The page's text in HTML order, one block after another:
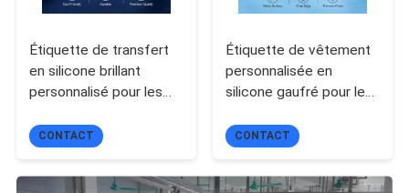
POLITIQUE
DE
CONFIDENTIALITÉ
Étiquette de transfert
en silicone brillant
personnalisé pour les
la mode
CONTACT
Étiquette de vêtement
personnalisée en
silicone gaufré pour le
CONTACT